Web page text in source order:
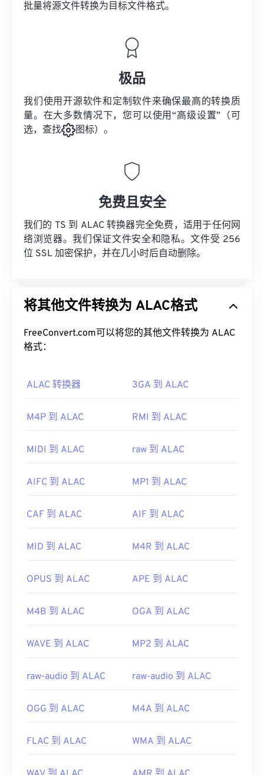
批量将源文件转换为目标文件格式。
极品
我们使用开源软件和定制软件来确保最高的转换质
量。在大多数情况下，您可以使用“高级设置”（可
选，查找
图标）。
免费且安全
我们的 TS 到 ALAC 转换器完全免费，适用于任何网
络浏览器。我们保证文件安全和隐私。文件受 256
位 SSL 加密保护，并在几小时后自动删除。
将其他文件转换为 ALAC格式
FreeConvert.com可以将您的其他文件转换为 ALAC
格式：
ALAC 转换器 3GA 到 ALAC
M4P 到 ALAC RMI 到 ALAC
MIDI 到 ALAC raw 到 ALAC
AIFC 到 ALAC MP1 到 ALAC
CAF 到 ALAC AIF 到 ALAC
MID 到 ALAC M4R 到 ALAC
OPUS 到 ALAC APE 到 ALAC
M4B 到 ALAC OGA 到 ALAC
WAVE 到 ALAC MP2 到 ALAC
raw-audio 到 ALAC raw-audio 到 ALAC
OGG 到 ALAC M4A 到 ALAC
FLAC 到 ALAC WMA 到 ALAC